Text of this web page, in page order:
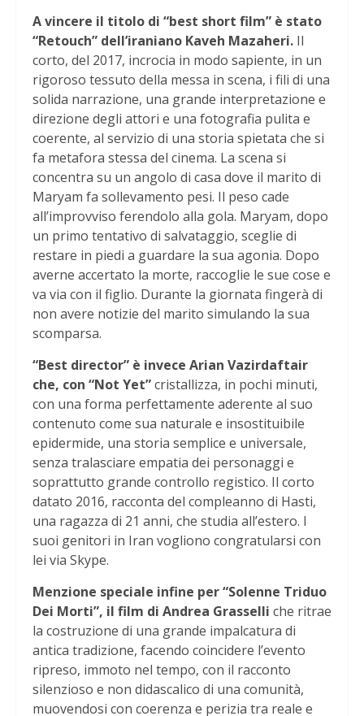
A vincere il titolo di “best short film” è stato
“Retouch” dell’iraniano Kaveh Mazaheri. Il
corto, del 2017, incrocia in modo sapiente, in un
rigoroso tessuto della messa in scena, i fili di una
solida narrazione, una grande interpretazione e
direzione degli attori e una fotografia pulita e
coerente, al servizio di una storia spietata che si
fa metafora stessa del cinema. La scena si
concentra su un angolo di casa dove il marito di
Maryam fa sollevamento pesi. Il peso cade
all’improvviso ferendolo alla gola. Maryam, dopo
un primo tentativo di salvataggio, sceglie di
restare in piedi a guardare la sua agonia. Dopo
averne accertato la morte, raccoglie le sue cose e
va via con il figlio. Durante la giornata fingerà di
non avere notizie del marito simulando la sua
scomparsa.
“Best director” è invece Arian Vazirdaftair
che, con “Not Yet”cristallizza, in pochi minuti,
con una forma perfettamente aderente al suo
contenuto come sua naturale e insostituibile
epidermide, una storia semplice e universale,
senza tralasciare empatia dei personaggi e
soprattutto grande controllo registico. Il corto
datato 2016, racconta del compleanno di Hasti,
una ragazza di 21 anni, che studia all’estero. I
suoi genitori in Iran vogliono congratularsi con
lei via Skype.
Menzione speciale infine per “Solenne Triduo
Dei Morti”, il film di Andrea Grasselli che ritrae
la costruzione di una grande impalcatura di
antica tradizione, facendo coincidere l’evento
ripreso, immoto nel tempo, con il racconto
silenzioso e non didascalico di una comunità,
muovendosi con coerenza e perizia tra reale e